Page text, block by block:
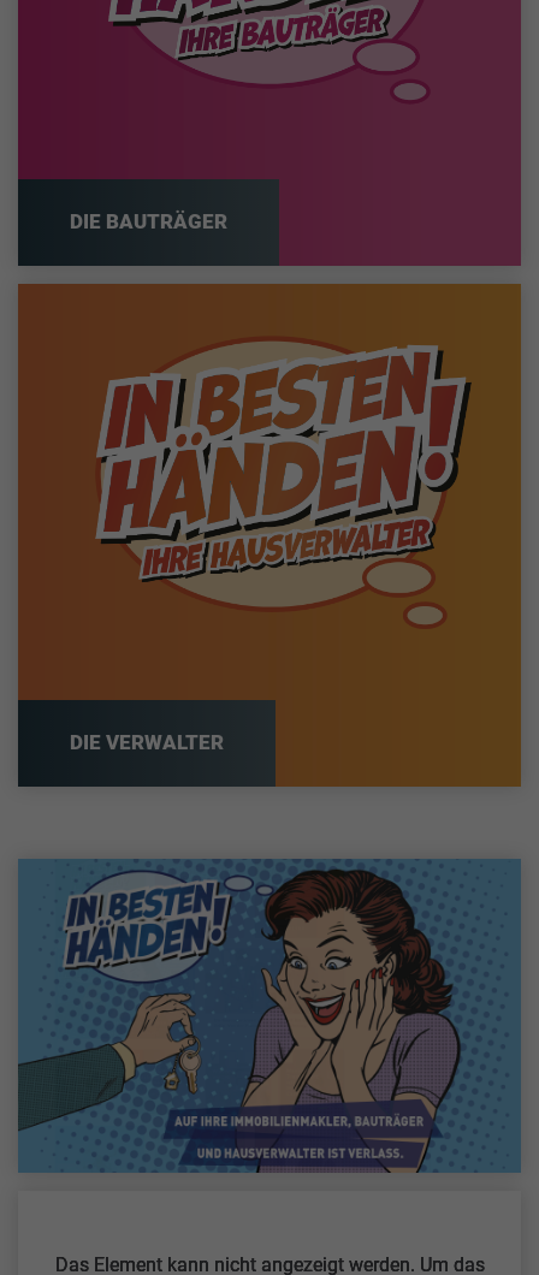
DIE BAUTRÄGER
DIE VERWALTER
Das Element kann nicht angezeigt werden. Um das
Das Element kann nicht angezeigt werden. Um das
Das Element kann nicht angezeigt werden. Um das